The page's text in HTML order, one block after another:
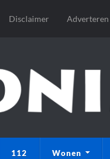
Disclaimer Adverteren
112 Wonen